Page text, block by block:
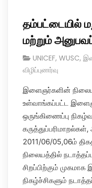
தம்பட்டையில்
மற்றும்
UNICEF, WUSC,
விழிப்புணர்வு
இளைஞர்களின்
உள்வாங்கப்பட்ட
ஒருங்கிணைப்பு
2011/06/05,06ம்
நிலையத்தில்
சிறப்பிற்கும்
நிகழ்ச்சிகளும்